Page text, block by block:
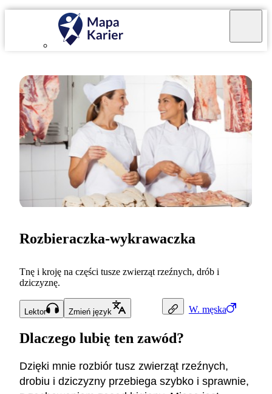
W. męska
Rozbieraczka-wykrawaczka
Tnę i kroję na części tusze zwierząt rzeźnych, drób i
dziczyznę.
Lektor Zmień język
Dlaczego lubię ten zawód?
Dzięki mnie rozbiór tusz zwierząt rzeźnych,
drobiu i dziczyzny przebiega szybko i sprawnie,